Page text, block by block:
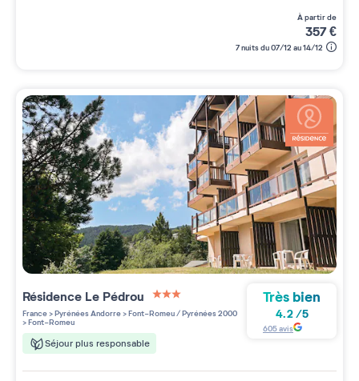
à partir de
357€
7 nuits du 07/12 au 14/12
Résidence Le Pédrou
3 étoiles sur 5
France>Pyrénées Andorre>Font-Romeu / Pyrénées 2000
>Font-Romeu
Séjour plus responsable
Très bien
4.2 /5
605avis